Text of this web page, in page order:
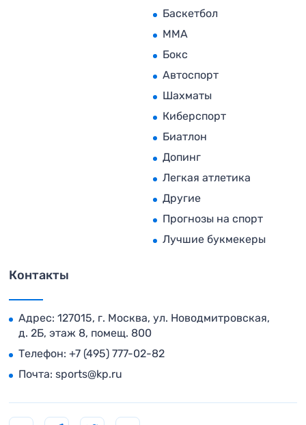
Баскетбол
MMA
Бокс
Автоспорт
Шахматы
Киберспорт
Биатлон
Допинг
Легкая атлетика
Другие
Прогнозы на спорт
Лучшие букмекеры
Контакты
Адрес: 127015, г. Москва, ул. Новодмитровская,
д. 2Б, этаж 8, помещ. 800
Телефон: +7 (495) 777-02-82
Почта: sports@kp.ru